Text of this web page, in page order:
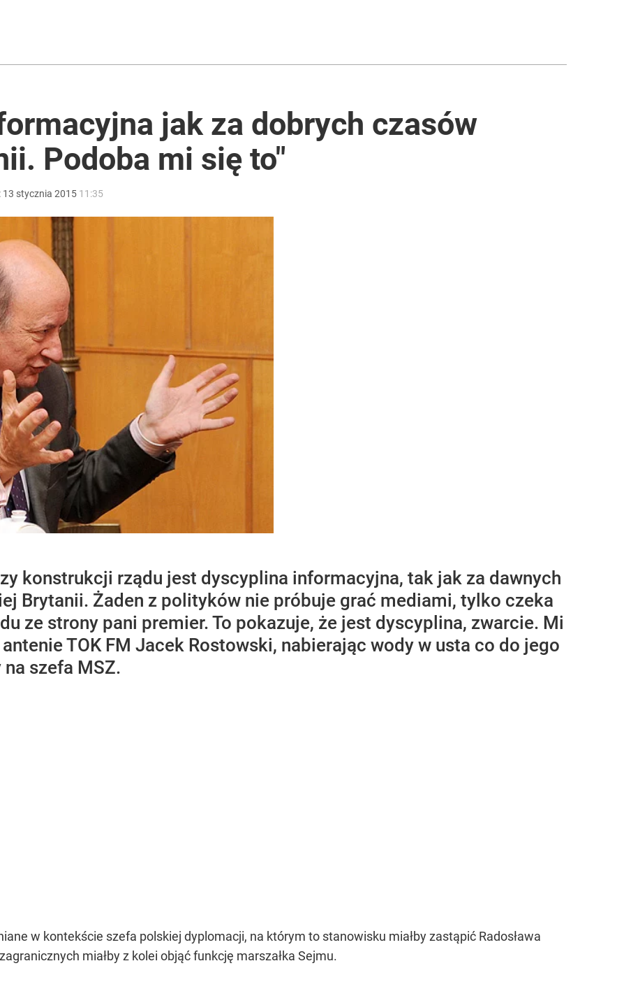
jak za dobrych czasów
Podoba mi się to"
13 stycznia 2015 11:35
konstrukcji rządu jest dyscyplina informacyjna, tak jak za dawnych
Brytanii. Żaden z polityków nie próbuje grać mediami, tylko czeka
ze strony pani premier. To pokazuje, że jest dyscyplina, zwarcie. Mi
TOK FM Jacek Rostowski, nabierając wody w usta co do jego
szefa MSZ.
w kontekście szefa polskiej dyplomacji, na którym to stanowisku miałby zastąpić Radosława
miałby z kolei objąć funkcję marszałka Sejmu.